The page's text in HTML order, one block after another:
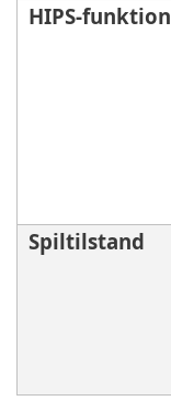
HIPS-funktion
Spiltilstand